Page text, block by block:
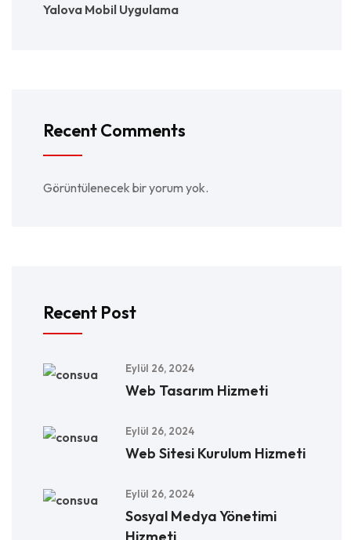
Yalova Mobil Uygulama
Recent Comments
Görüntülenecek bir yorum yok.
Recent Post
Eylül 26, 2024
Web Tasarım Hizmeti
Eylül 26, 2024
Web Sitesi Kurulum Hizmeti
Eylül 26, 2024
Sosyal Medya Yönetimi